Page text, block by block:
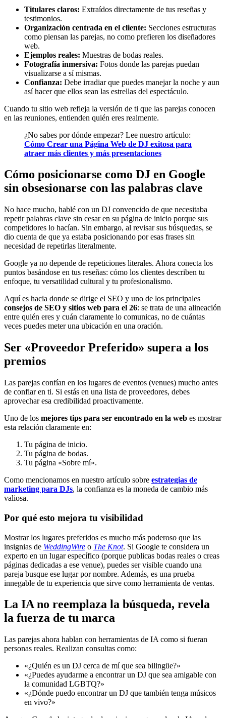
Titulares claros: Extraídos directamente de tus reseñas y
testimonios.
Organización centrada en el cliente: Secciones estructuras
como piensan las parejas, no como prefieren los diseñadores
web.
Ejemplos reales: Muestras de bodas reales.
Fotografía inmersiva: Fotos donde las parejas puedan
visualizarse a sí mismas.
Confianza: Debe irradiar que puedes manejar la noche y aun
así hacer que ellos sean las estrellas del espectáculo.
Cuando tu sitio web refleja la versión de ti que las parejas conocen
en las reuniones, entienden quién eres realmente.
¿No sabes por dónde empezar? Lee nuestro artículo:
Cómo Crear una Página Web de DJ exitosa para
atraer más clientes y más presentaciones
Cómo posicionarse como DJ en Google
sin obsesionarse con las palabras clave
No hace mucho, hablé con un DJ convencido de que necesitaba
repetir palabras clave sin cesar en su página de inicio porque sus
competidores lo hacían. Sin embargo, al revisar sus búsquedas, se
dio cuenta de que ya estaba posicionando por esas frases sin
necesidad de repetirlas literalmente.
Google ya no depende de repeticiones literales. Ahora conecta los
puntos basándose en tus reseñas: cómo los clientes describen tu
enfoque, tu versatilidad cultural y tu profesionalismo.
Aquí es hacia donde se dirige el SEO y uno de los principales
consejos de SEO y sitios web para el 26: se trata de una alineación
entre quién eres y cuán claramente lo comunicas, no de cuántas
veces puedes meter una ubicación en una oración.
Ser «Proveedor Preferido» supera a los
premios
Las parejas confían en los lugares de eventos (venues) mucho antes
de confiar en ti. Si estás en una lista de proveedores, debes
aprovechar esa credibilidad proactivamente.
Uno de los mejores tips para ser encontrado en la web es mostrar
esta relación claramente en:
Tu página de inicio.
Tu página de bodas.
Tu página «Sobre mí».
Como mencionamos en nuestro artículo sobre estrategias de
marketing para DJs, la confianza es la moneda de cambio más
valiosa.
Por qué esto mejora tu visibilidad
Mostrar los lugares preferidos es mucho más poderoso que las
insignias de WeddingWire o The Knot. Si Google te considera un
experto en un lugar específico (porque publicas bodas reales o creas
páginas dedicadas a ese venue), puedes ser visible cuando una
pareja busque ese lugar por nombre. Además, es una prueba
innegable de tu experiencia que sirve como herramienta de ventas.
La IA no reemplaza la búsqueda, revela
la fuerza de tu marca
Las parejas ahora hablan con herramientas de IA como si fueran
personas reales. Realizan consultas como:
«¿Quién es un DJ cerca de mí que sea bilingüe?»
«¿Puedes ayudarme a encontrar un DJ que sea amigable con
la comunidad LGBTQ?»
«¿Dónde puedo encontrar un DJ que también tenga músicos
en vivo?»